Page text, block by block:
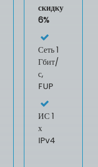
скидку
6%
Сеть 1
Гбит/
с,
FUP
ИС 1
х
IPv4